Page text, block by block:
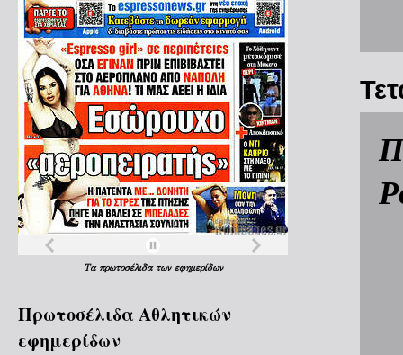
Τα πρωτοσέλιδα των εφημερίδων
Πρωτοσέλιδα Aθλητικών
εφημερίδων